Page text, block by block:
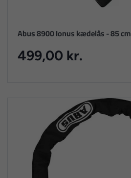
Abus 8900 Ionus kædelås - 85 cm
499,00 kr.